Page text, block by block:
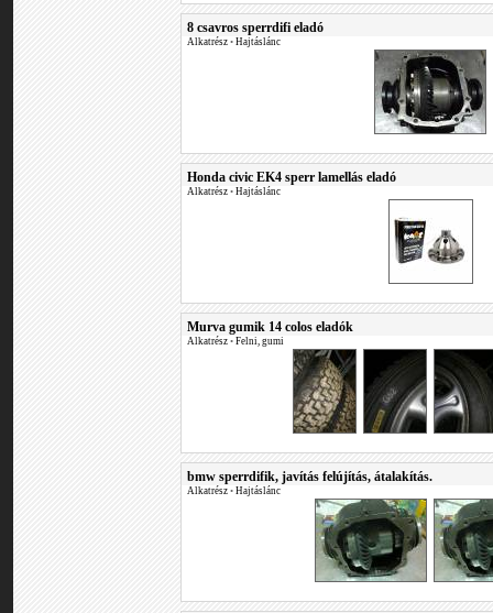
8 csavros sperrdifi eladó
Alkatrész • Hajtáslánc
Honda civic EK4 sperr lamellás eladó
Alkatrész • Hajtáslánc
Murva gumik 14 colos eladók
Alkatrész • Felni, gumi
bmw sperrdifik, javítás felújítás, átalakítás.
Alkatrész • Hajtáslánc